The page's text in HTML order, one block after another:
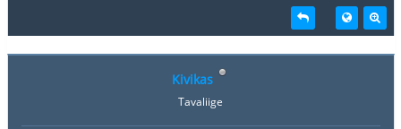
Kivikas
Tavaliige